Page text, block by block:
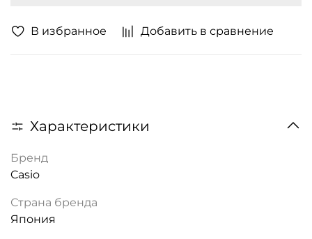
В избранное Добавить в сравнение
Характеристики
Бренд
Casio
Страна бренда
Япония